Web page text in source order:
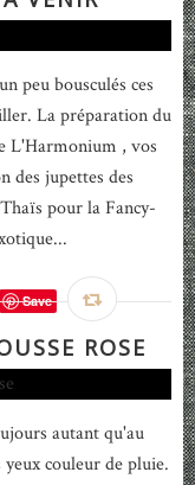
peu bousculés ces
La préparation du
L'Harmonium , vos
des jupettes des
pour la Fancy-
Save
ROSE
autant qu'au
couleur de pluie.